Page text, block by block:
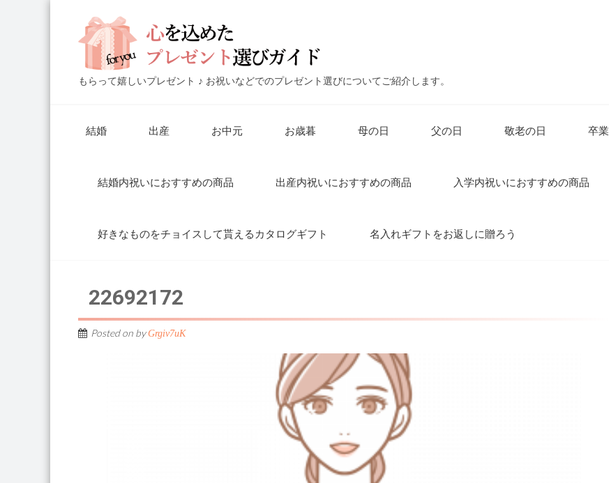
もらって嬉しいプレゼント ♪ お祝いなどでのプレゼント選びについてご紹介します。
結婚 出産 お中元 お歳暮 母の日 父の日 敬老の日 卒業
結婚内祝いにおすすめの商品 出産内祝いにおすすめの商品 入学内祝いにおすすめの商品
好きなものをチョイスして貰えるカタログギフト 名入れギフトをお返しに贈ろう
22692172
Posted on byGrgiv7uK